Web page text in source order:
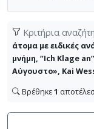
Κριτήρια
άτομα με ειδικές
μνήμη, “Ich Klage
Αύγουστο», Kai
Βρέθηκε1